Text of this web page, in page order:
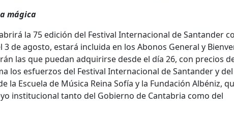
mágica
la 75 edición del Festival Internacional de Santander
de agosto, estará incluida en los Abonos General y
las que puedan adquirirse desde el día 26, con precios
los esfuerzos del Festival Internacional de Santander y del
la Escuela de Música Reina Sofía y la Fundación Albéniz,
institucional tanto del Gobierno de Cantabria como del